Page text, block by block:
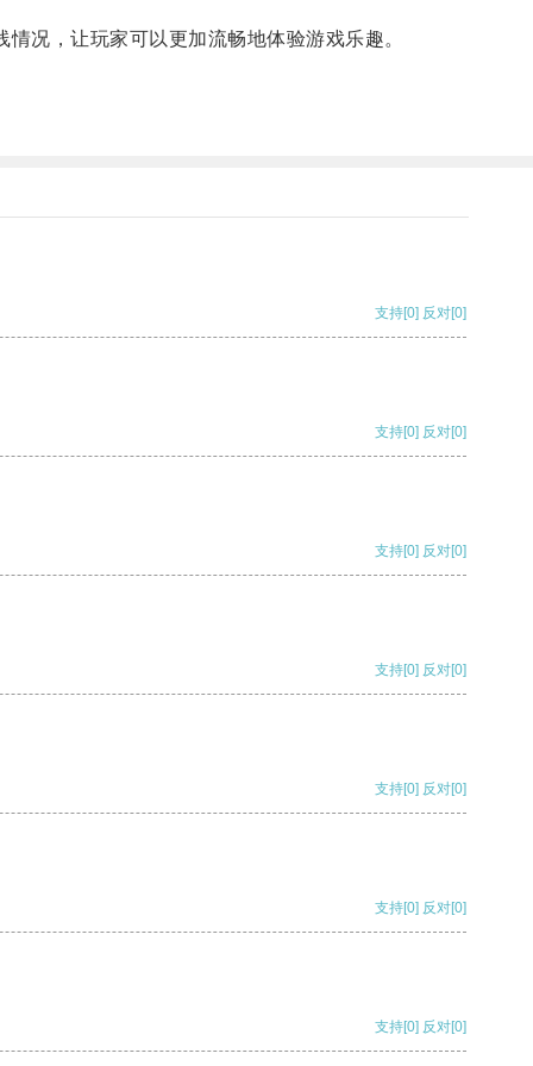
况，让玩家可以更加流畅地体验游戏乐趣。
支持[0] 反对[0]
支持[0] 反对[0]
支持[0] 反对[0]
支持[0] 反对[0]
支持[0] 反对[0]
支持[0] 反对[0]
支持[0] 反对[0]